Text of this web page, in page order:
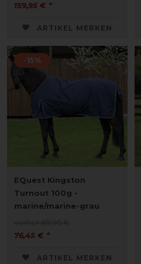
159,95 € *
ARTIKEL MERKEN
-15%
EQuest Kingston
Turnout 100g -
marine/marine-grau
76,45 € *
ARTIKEL MERKEN